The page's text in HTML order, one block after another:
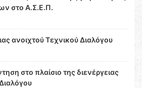
στο Α.Σ.Ε.Π.
ανοιχτού Τεχνικού Διαλόγου
στο πλαίσιο της διενέργειας